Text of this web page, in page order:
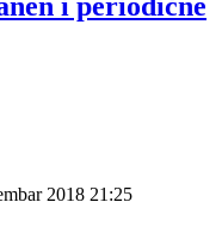
2018 21:25